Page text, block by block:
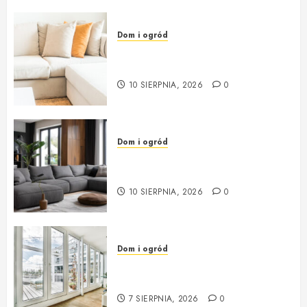
Dom i ogród
10 SIERPNIA, 2026 0
Dom i ogród
10 SIERPNIA, 2026 0
Dom i ogród
7 SIERPNIA, 2026 0